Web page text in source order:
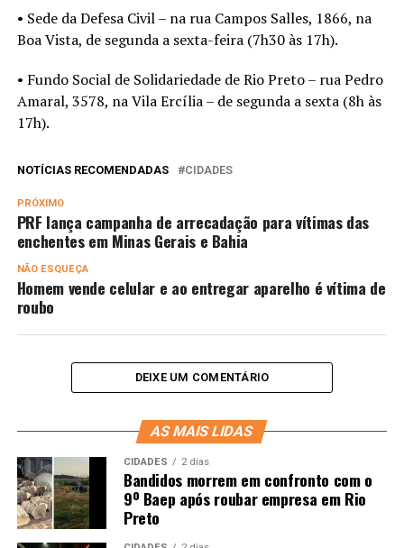
• Sede da Defesa Civil – na rua Campos Salles, 1866, na
Boa Vista, de segunda a sexta-feira (7h30 às 17h).
• Fundo Social de Solidariedade de Rio Preto – rua Pedro
Amaral, 3578, na Vila Ercília – de segunda a sexta (8h às
17h).
NOTÍCIAS RECOMENDADAS CIDADES
PRÓXIMO
PRF lança campanha de arrecadação para vítimas das
enchentes em Minas Gerais e Bahia
NÃO ESQUEÇA
Homem vende celular e ao entregar aparelho é vítima de
roubo
DEIXE UM COMENTÁRIO
AS MAIS LIDAS
CIDADES 2 dias
Bandidos morrem em confronto com o
9º Baep após roubar empresa em Rio
Preto